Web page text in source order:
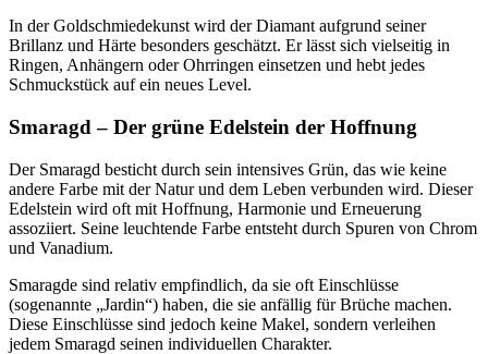
In der Goldschmiedekunst wird der Diamant aufgrund seiner
Brillanz und Härte besonders geschätzt. Er lässt sich vielseitig in
Ringen, Anhängern oder Ohrringen einsetzen und hebt jedes
Schmuckstück auf ein neues Level.
Smaragd – Der grüne Edelstein der Hoffnung
Der Smaragd besticht durch sein intensives Grün, das wie keine
andere Farbe mit der Natur und dem Leben verbunden wird. Dieser
Edelstein wird oft mit Hoffnung, Harmonie und Erneuerung
assoziiert. Seine leuchtende Farbe entsteht durch Spuren von Chrom
und Vanadium.
Smaragde sind relativ empfindlich, da sie oft Einschlüsse
(sogenannte „Jardin“) haben, die sie anfällig für Brüche machen.
Diese Einschlüsse sind jedoch keine Makel, sondern verleihen
jedem Smaragd seinen individuellen Charakter.